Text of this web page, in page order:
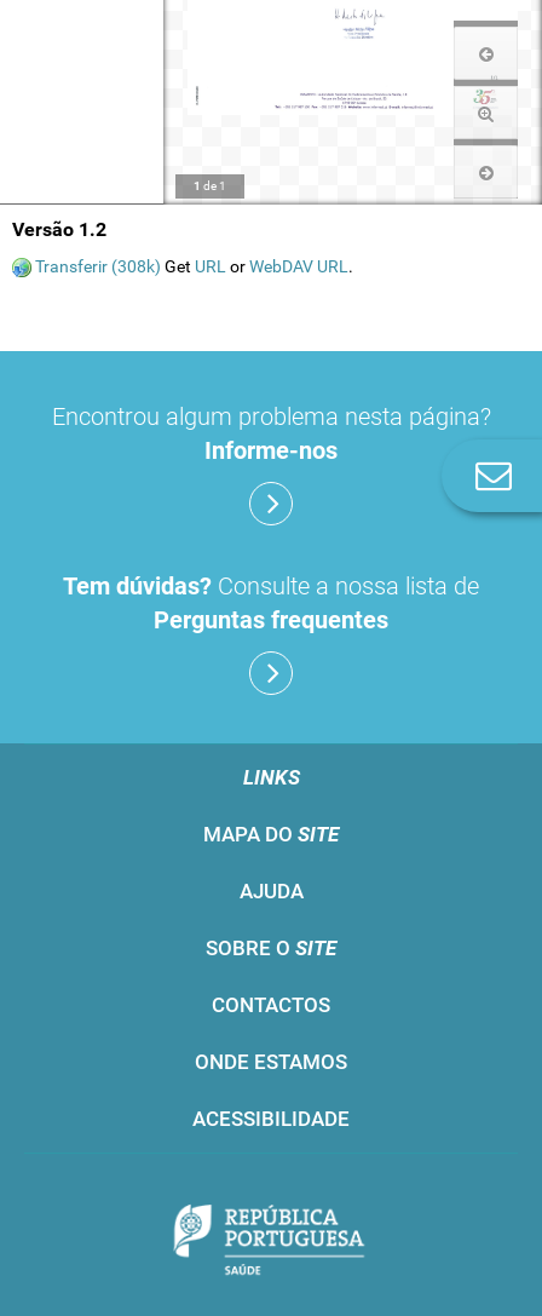
1 de 1
Versão 1.2
Transferir (308k) Get URL orWebDAV URL .
Encontrou algum problema nesta página?
Informe-nos
Tem dúvidas? Consulte a nossa lista de
Perguntas frequentes
LINKS
MAPA DO SITE
AJUDA
SOBRE O SITE
CONTACTOS
ONDE ESTAMOS
ACESSIBILIDADE